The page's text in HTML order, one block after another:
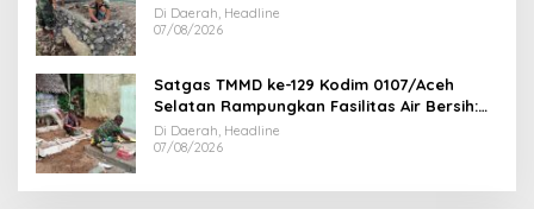
Di Daerah, Headline
07/08/2026
Satgas TMMD ke-129 Kodim 0107/Aceh
Selatan Rampungkan Fasilitas Air Bersih:
Tapak Tower Mulai Dipasang
Di Daerah, Headline
07/08/2026